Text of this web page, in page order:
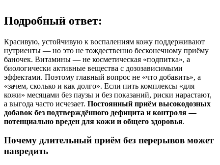
Подробный ответ:
Красивую, устойчивую к воспалениям кожу поддерживают
нутриенты — но это не тождественно бесконечному приёму
баночек. Витамины — не косметическая «подпитка», а
биологически активные вещества с дозозависимыми
эффектами. Поэтому главный вопрос не «что добавить», а
«зачем, сколько и как долго». Если пить комплексы «для
кожи» месяцами без паузы и без показаний, риски нарастают,
а выгода часто исчезает. Постоянный приём высокодозных
добавок без подтверждённого дефицита и контроля —
потенциально вреден для кожи и общего здоровья.
Почему длительный приём без перерывов может
навредить